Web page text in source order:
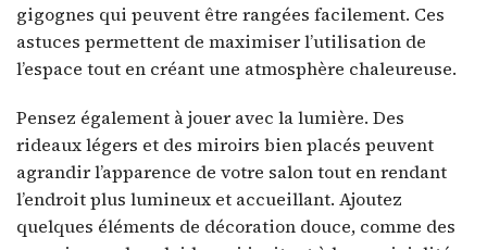
gigognes qui peuvent être rangées facilement. Ces
astuces permettent de maximiser l’utilisation de
l’espace tout en créant une atmosphère chaleureuse.
Pensez également à jouer avec la lumière. Des
rideaux légers et des miroirs bien placés peuvent
agrandir l’apparence de votre salon tout en rendant
l’endroit plus lumineux et accueillant. Ajoutez
quelques éléments de décoration douce, comme des